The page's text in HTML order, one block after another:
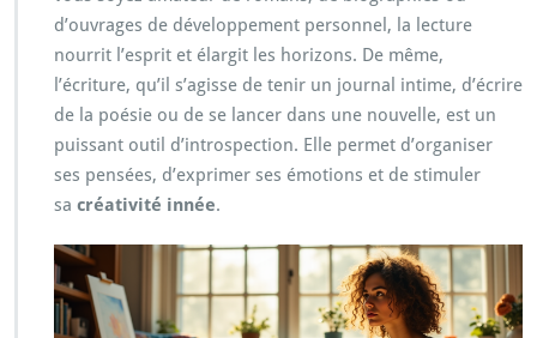
d’ouvrages de développement personnel, la lecture
nourrit l’esprit et élargit les horizons. De même,
l’écriture, qu’il s’agisse de tenir un journal intime, d’écrire
de la poésie ou de se lancer dans une nouvelle, est un
puissant outil d’introspection. Elle permet d’organiser
ses pensées, d’exprimer ses émotions et de stimuler
sa créativité innée.